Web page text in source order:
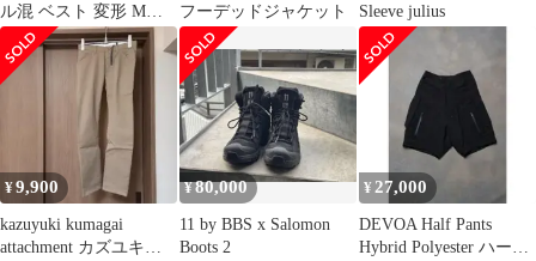
ル混 ベスト 変形 M相
当
フーデッドジャケット
Sleeve julius
¥9,900
kazuyuki kumagai
attachment カズユキク
¥80,000
11 by BBS x Salomon
Boots 2
¥ 27,000
DEVOA Half Pants
Hybrid Polyester ハーフ